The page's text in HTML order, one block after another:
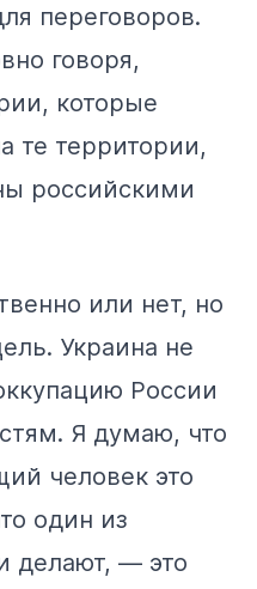
переговоров.
говоря,
которые
те территории,
российскими
или нет, но
Украина не
России
Я думаю, что
человек это
один из
делают, — это